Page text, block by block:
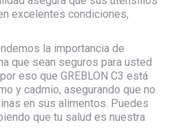
excelentes condiciones,
la importancia de
que sean seguros para usted
eso que GREBLON C3 está
y cadmio, asegurando que no
en sus alimentos. Puedes
que tu salud es nuestra